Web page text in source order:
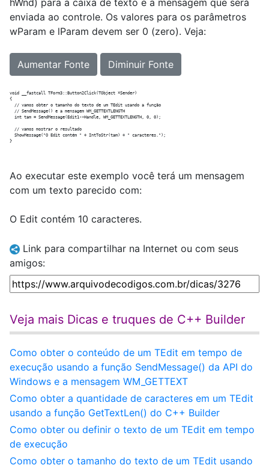
hWnd) para a caixa de texto e a mensagem que será
enviada ao controle. Os valores para os parâmetros
wParam e lParam devem ser 0 (zero). Veja:
Aumentar Fonte Diminuir Fonte
void __fastcall TForm3::Button2Click(TObject *Sender)
{
  // vamos obter o tamanho do texto de um TEdit usando a função
  // SendMessage() e a mensagem WM_GETTEXTLENGTH
  int tam = SendMessage(Edit1->Handle, WM_GETTEXTLENGTH, 0, 0);
  // vamos mostrar o resultado
  ShowMessage("O Edit contém " + IntToStr(tam) + " caracteres.");
Ao executar este exemplo você terá um mensagem
com um texto parecido com:
O Edit contém 10 caracteres.
Link para compartilhar na Internet ou com seus
amigos:
Veja mais Dicas e truques de C++ Builder
Como obter o conteúdo de um TEdit em tempo de
execução usando a função SendMessage() da API do
Windows e a mensagem WM_GETTEXT
Como obter a quantidade de caracteres em um TEdit
usando a função GetTextLen() do C++ Builder
Como obter ou definir o texto de um TEdit em tempo
de execução
Como obter o tamanho do texto de um TEdit usando